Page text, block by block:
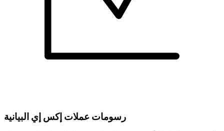
رسومات عملات إكس إي البيانية